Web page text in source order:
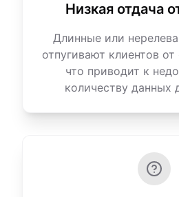
Низкая отдача
Длинные или
отпугивают клиентов
что приводит к
количеству данных